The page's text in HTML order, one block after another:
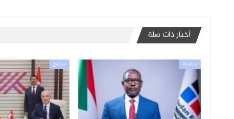
أخبار ذات صلة
سياسية مجتمع